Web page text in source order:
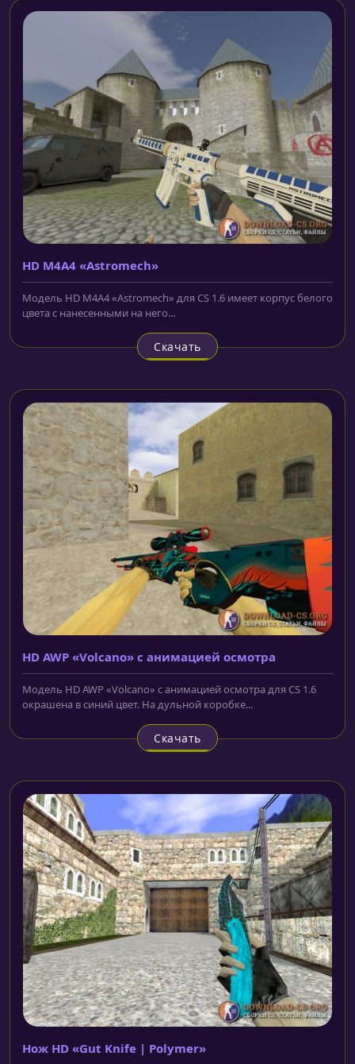
HD M4A4 «Astromech»
Модель HD M4A4 «Astromech» для CS 1.6 имеет корпус белого
цвета с нанесенными на него...
Скачать
HD AWP «Volcano» с анимацией осмотра
Модель HD AWP «Volcano» с анимацией осмотра для CS 1.6
окрашена в синий цвет. На дульной коробке...
Скачать
Нож HD «Gut Knife | Polymer»